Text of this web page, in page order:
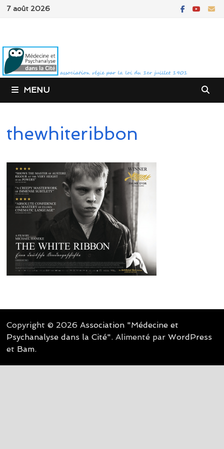
Passer
7 août 2026
MENU
thewhiteribbon
Copyright © 2026 Association "Médecine et
Psychanalyse dans la Cité". Alimenté par WordPress
et Bam.